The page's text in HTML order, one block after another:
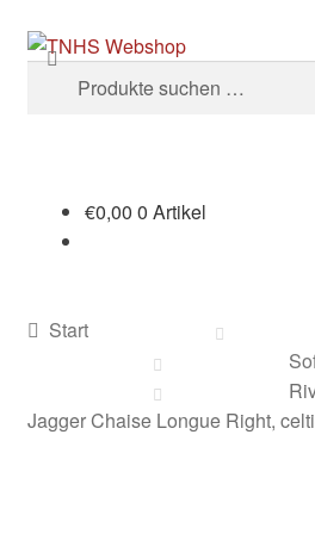
Zur
Navigation
springen
Zum
Inhalt
springen
Suchen
Suchen
Datenschutzerklärung
FAQs
€0,00 0 Artikel
Start
Jagger Chaise Longue Right,